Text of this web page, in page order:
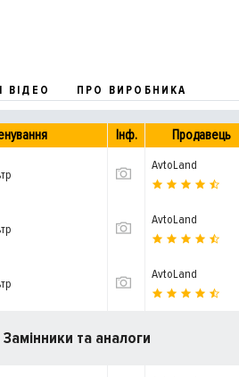
ВІДЕО ПРО ВИРОБНИКА
Інф. Продавець
AvtoLand
AvtoLand
AvtoLand
Замінники та аналоги